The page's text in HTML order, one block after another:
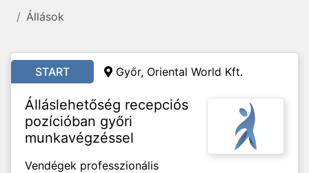
Állások
START Győr, Oriental World Kft.
Álláslehetőség recepciós
pozícióban győri
munkavégzéssel
Vendégek professzionális